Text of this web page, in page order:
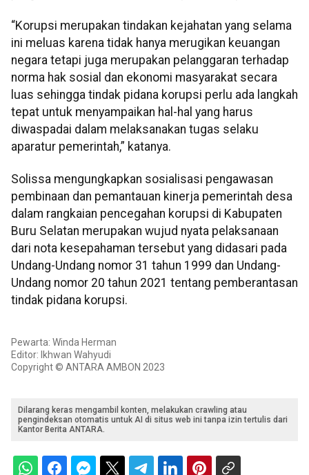
“Korupsi merupakan tindakan kejahatan yang selama
ini meluas karena tidak hanya merugikan keuangan
negara tetapi juga merupakan pelanggaran terhadap
norma hak sosial dan ekonomi masyarakat secara
luas sehingga tindak pidana korupsi perlu ada langkah
tepat untuk menyampaikan hal-hal yang harus
diwaspadai dalam melaksanakan tugas selaku
aparatur pemerintah,” katanya.
Solissa mengungkapkan sosialisasi pengawasan
pembinaan dan pemantauan kinerja pemerintah desa
dalam rangkaian pencegahan korupsi di Kabupaten
Buru Selatan merupakan wujud nyata pelaksanaan
dari nota kesepahaman tersebut yang didasari pada
Undang-Undang nomor 31 tahun 1999 dan Undang-
Undang nomor 20 tahun 2021 tentang pemberantasan
tindak pidana korupsi.
Pewarta: Winda Herman
Editor: Ikhwan Wahyudi
Copyright © ANTARA AMBON 2023
Dilarang keras mengambil konten, melakukan crawling atau
pengindeksan otomatis untuk AI di situs web ini tanpa izin tertulis dari
Kantor Berita ANTARA.